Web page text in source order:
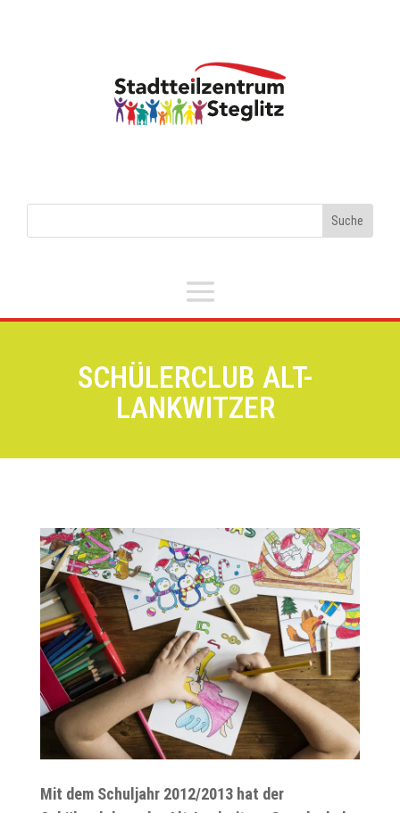
SCHÜLERCLUB ALT-
LANKWITZER
Mit dem Schuljahr 2012/2013 hat der